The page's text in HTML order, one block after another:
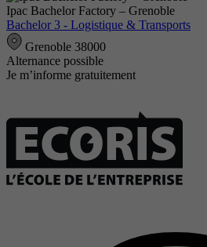
Ipac Bachelor Factory – Grenoble
Bachelor 3 - Logistique & Transports
Grenoble 38000
Alternance possible
Je m’informe gratuitement